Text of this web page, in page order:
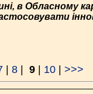
в Обласному
8 9 10 >>>